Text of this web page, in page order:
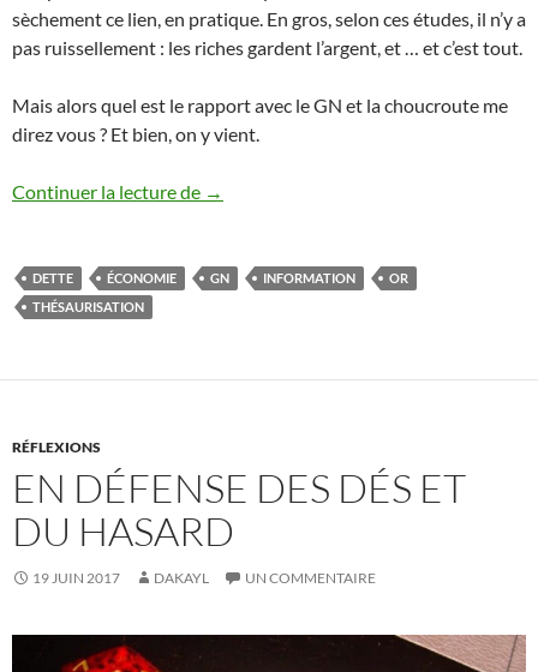
sèchement ce lien, en pratique. En gros, selon ces études, il n’y a
pas ruissellement : les riches gardent l’argent, et … et c’est tout.
Mais alors quel est le rapport avec le GN et la choucroute me
direz vous ? Et bien, on y vient.
Continuer la lecture de Ruissellement : de l’économie dans
→
DETTE ÉCONOMIE GN INFORMATION
OR
THÉSAURISATION
RÉFLEXIONS
EN DÉFENSE DES DÉS ET
DU HASARD
19 JUIN 2017 DAKAYL UN COMMENTAIRE